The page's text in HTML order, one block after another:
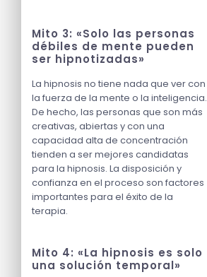
Mito 3: «Solo las personas
débiles de mente pueden
ser hipnotizadas»
La hipnosis no tiene nada que ver con
la fuerza de la mente o la inteligencia.
De hecho, las personas que son más
creativas, abiertas y con una
capacidad alta de concentración
tienden a ser mejores candidatas
para la hipnosis. La disposición y
confianza en el proceso son factores
importantes para el éxito de la
terapia.
Mito 4: «La hipnosis es solo
una solución temporal»